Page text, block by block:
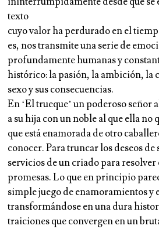
texto
cuyo valor ha perdurado en el
es, nos transmite una serie de
profundamente humanas y
histórico: la pasión, la ambición, la
sexo y sus consecuencias.
En ‘El trueque’ un poderoso señor
a su hija con un noble al que ella no
que está enamorada de otro
conocer. Para truncar los deseos
servicios de un criado para
promesas. Lo que en principio
simple juego de enamoramientos y
transformándose en una dura
traiciones que convergen en un